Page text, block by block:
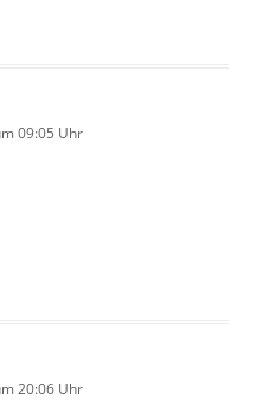
09:05 Uhr
20:06 Uhr